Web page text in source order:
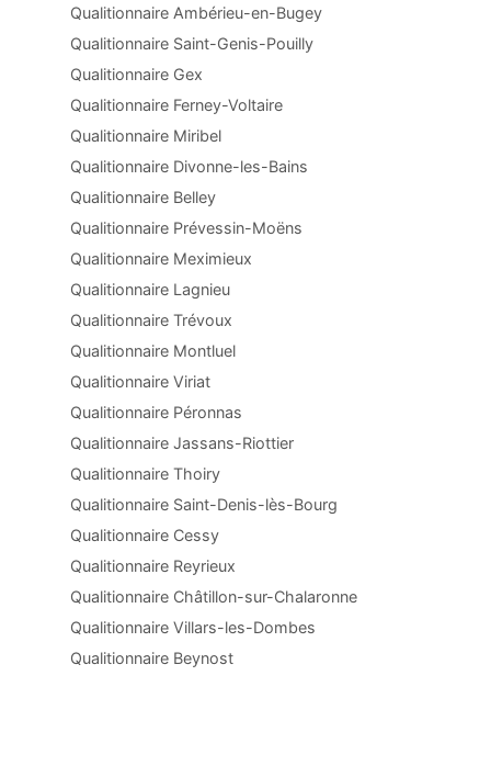
Qualitionnaire Ambérieu-en-Bugey
Qualitionnaire Saint-Genis-Pouilly
Qualitionnaire Gex
Qualitionnaire Ferney-Voltaire
Qualitionnaire Miribel
Qualitionnaire Divonne-les-Bains
Qualitionnaire Belley
Qualitionnaire Prévessin-Moëns
Qualitionnaire Meximieux
Qualitionnaire Lagnieu
Qualitionnaire Trévoux
Qualitionnaire Montluel
Qualitionnaire Viriat
Qualitionnaire Péronnas
Qualitionnaire Jassans-Riottier
Qualitionnaire Thoiry
Qualitionnaire Saint-Denis-lès-Bourg
Qualitionnaire Cessy
Qualitionnaire Reyrieux
Qualitionnaire Châtillon-sur-Chalaronne
Qualitionnaire Villars-les-Dombes
Qualitionnaire Beynost